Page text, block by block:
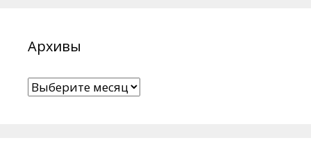
Архивы
Архивы